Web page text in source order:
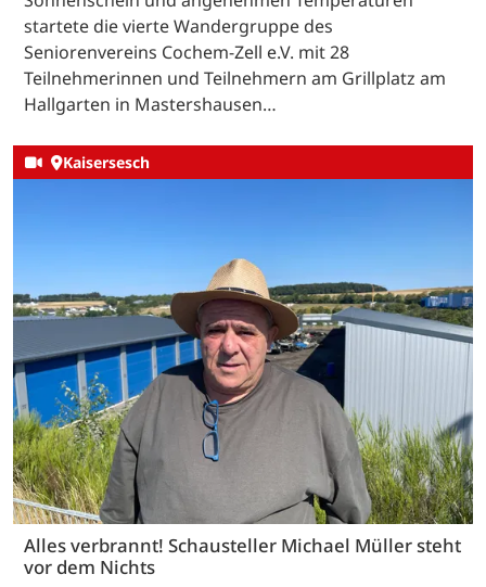
startete die vierte Wandergruppe des
Seniorenvereins Cochem-Zell e.V. mit 28
Teilnehmerinnen und Teilnehmern am Grillplatz am
Hallgarten in Mastershausen…
Kaisersesch
Alles verbrannt! Schausteller Michael Müller steht
vor dem Nichts